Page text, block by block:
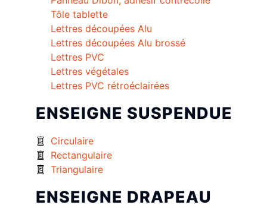
Tôle tablette
Lettres découpées Alu
Lettres découpées Alu brossé
Lettres PVC
Lettres végétales
Lettres PVC rétroéclairées
ENSEIGNE SUSPENDUE
Circulaire
Rectangulaire
Triangulaire
ENSEIGNE DRAPEAU